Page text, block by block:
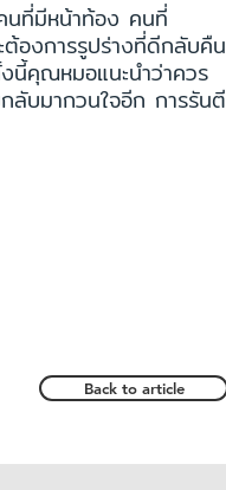
นที่มีหน้าท้อง คนที่
องการรูปร่างที่ดีกลับคืน
นี้คุณหมอแนะนำว่าควร
ลับมากวนใจอีก การรันตี
Back to article